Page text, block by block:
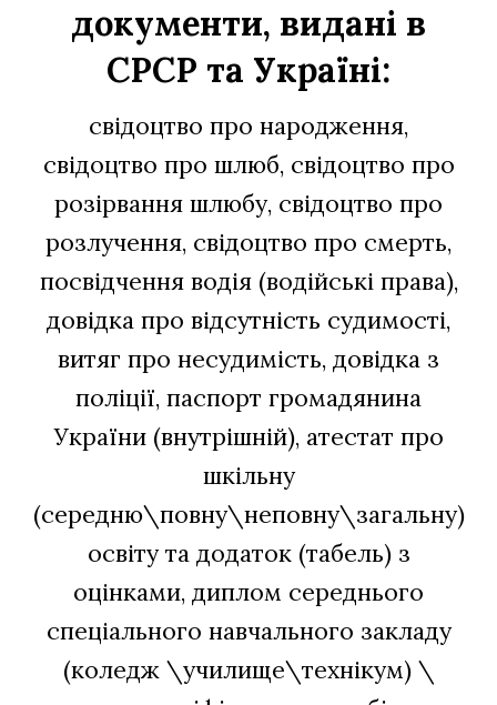
документи, видані в
СРСР та Україні:
свідоцтво про народження,
свідоцтво про шлюб, свідоцтво про
розірвання шлюбу, свідоцтво про
розлучення, свідоцтво про смерть,
посвідчення водія (водійські права),
довідка про відсутність судимості,
витяг про несудимість, довідка з
поліції, паспорт громадянина
України (внутрішній), атестат про
шкільну
(середню\повну\неповну\загальну)
освіту та додаток (табель) з
оцінками, диплом середнього
спеціального навчального закладу
(коледж \училище\технікум) \